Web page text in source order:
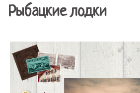
Рыбацкие лодки